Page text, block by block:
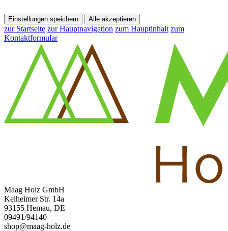
Einstellungen speichern Alle akzeptieren
zur Startseite zur Hauptnavigation zum Hauptinhalt zum
Kontaktformular
Maag Holz GmbH
Kelheimer Str. 14a
93155 Hemau, DE
09491/94140
shop@maag-holz.de